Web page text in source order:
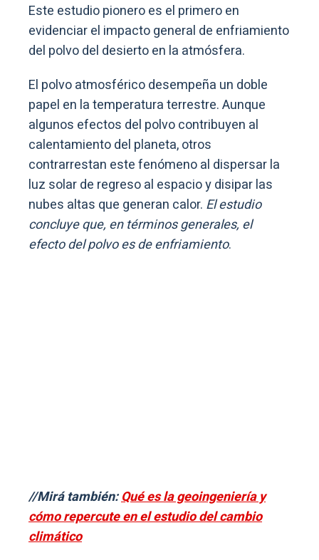
Este estudio pionero es el primero en
evidenciar el impacto general de enfriamiento
del polvo del desierto en la atmósfera.
El polvo atmosférico desempeña un doble
papel en la temperatura terrestre. Aunque
algunos efectos del polvo contribuyen al
calentamiento del planeta, otros
contrarrestan este fenómeno al dispersar la
luz solar de regreso al espacio y disipar las
nubes altas que generan calor. El estudio
concluye que, en términos generales, el
efecto del polvo es de enfriamiento.
//Mirá también:Qué es la geoingeniería y
cómo repercute en el estudio del cambio
climático